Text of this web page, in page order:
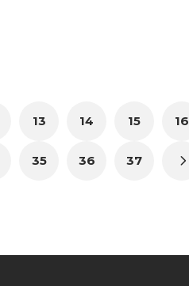
13 14 15 16
35 36 37